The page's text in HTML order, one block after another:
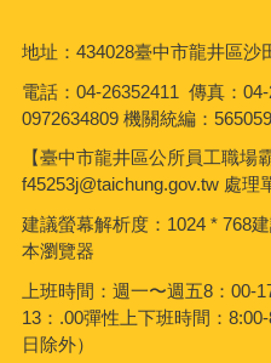
地址：434028臺中市龍井區沙
電話：04-26352411 傳真：
0972634809 機關統編：
【臺中市龍井區公所員工職場
f45253j@taichung.gov.tw 處理
建議螢幕解析度：1024 * 768
本瀏覽器
上班時間：週一〜週五8：00-
13：.00彈性上下班時間：
日除外）